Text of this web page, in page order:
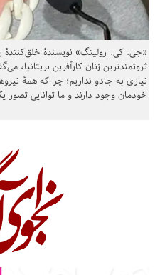
«جی. کی. رولینگ» نویسندهٔ خلق‌کنندهٔ
ثروتمندترین زنان کارآفرین بریتانیا،
نیازی به جادو نداریم؛ چرا که همهٔ
خودمان وجود دارند و ما توانایی تصور